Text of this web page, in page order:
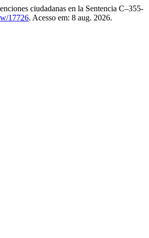
ciudadanas en la Sentencia C–355-
17726. Acesso em: 8 aug. 2026.